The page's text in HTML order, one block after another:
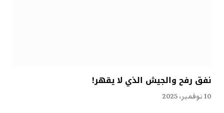
نفق رفح والجيش الذي لا يقهر!
10 نوفمبر، 2025